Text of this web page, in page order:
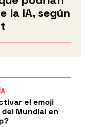
la IA, según
el emoji
Mundial en